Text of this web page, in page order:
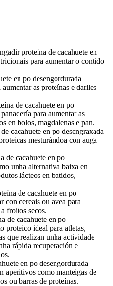
proteína de cacahuete en
para aumentar o contido
en po desengordurada
as proteínas e darlles
de cacahuete en po
para aumentar as
en bolos, magdalenas e pan.
cacahuete en po desengraxada
mesturándoa con auga
de cacahuete en po
unha alternativa baixa en
lácteos en batidos,
de cacahuete en po
con cereais ou avea para
froitos secos.
de cacahuete en po
proteico ideal para atletas,
que realizan unha actividade
rápida recuperación e
en po desengordurada
aperitivos como manteigas de
ou barras de proteínas.